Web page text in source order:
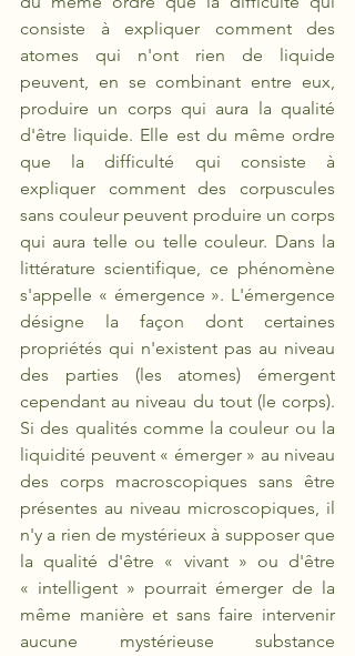
consiste à expliquer comment des
atomes qui n'ont rien de liquide
peuvent, en se combinant entre eux,
produire un corps qui aura la qualité
d'être liquide. Elle est du même ordre
que la difficulté qui consiste à
expliquer comment des corpuscules
sans couleur peuvent produire un corps
qui aura telle ou telle couleur. Dans la
littérature scientifique, ce phénomène
s'appelle « émergence ». L'émergence
désigne la façon dont certaines
propriétés qui n'existent pas au niveau
des parties (les atomes) émergent
cependant au niveau du tout (le corps).
Si des qualités comme la couleur ou la
liquidité peuvent « émerger » au niveau
des corps macroscopiques sans être
présentes au niveau microscopiques, il
n'y a rien de mystérieux à supposer que
la qualité d'être « vivant » ou d'être
« intelligent » pourrait émerger de la
même manière et sans faire intervenir
aucune mystérieuse substance